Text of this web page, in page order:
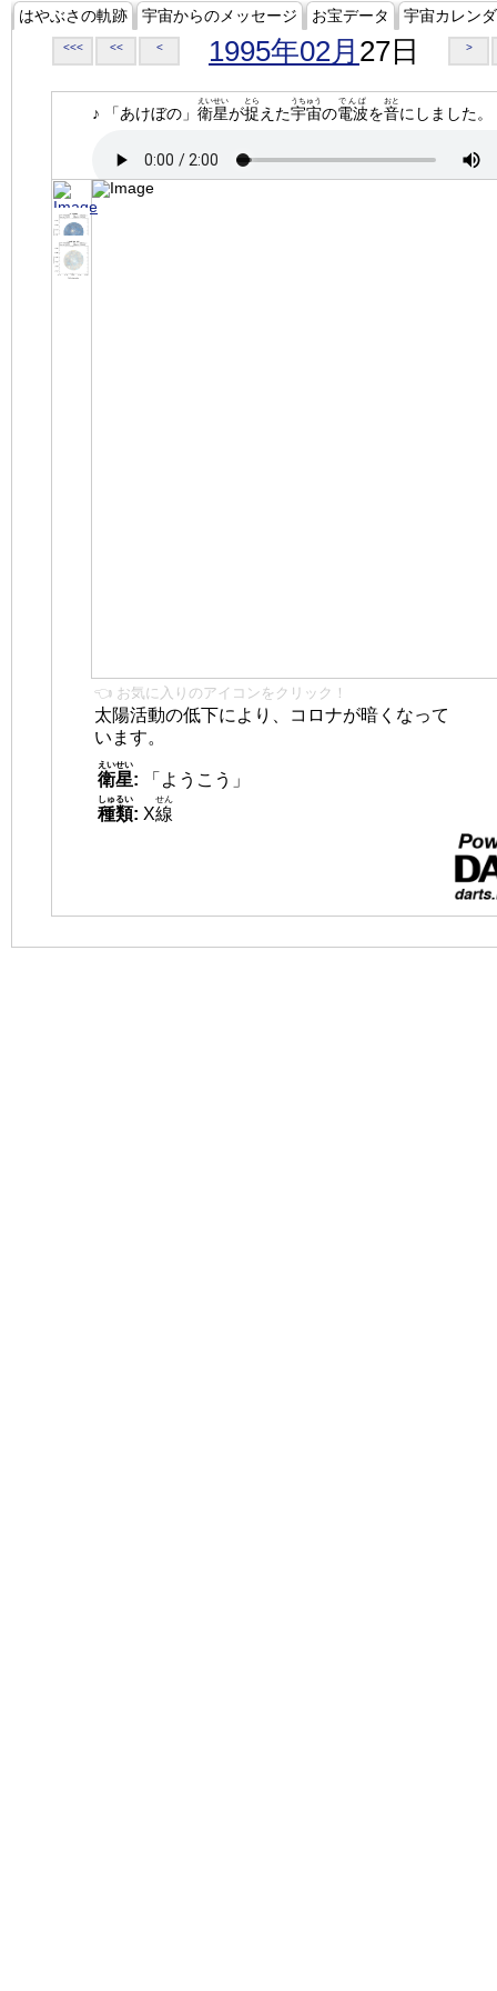
はやぶさの軌跡 宇宙からのメッセージ お宝データ 宇宙カレン
<<< << < 1995年02月 27日 >
♪ 「あけぼの」 衛星
えいせい
が捉
とら
えた宇宙
うちゅう
の電波
でんぱ
を音
おと
にしました。
👈 お気に入りのアイコンをクリック！
太陽活動の低下により、コロナが暗くなって
います。
衛星
えいせい
:
「ようこう」
種類
しゅるい
: X線
せん